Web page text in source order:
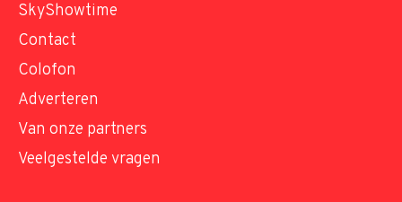
SkyShowtime
Contact
Colofon
Adverteren
Van onze partners
Veelgestelde vragen